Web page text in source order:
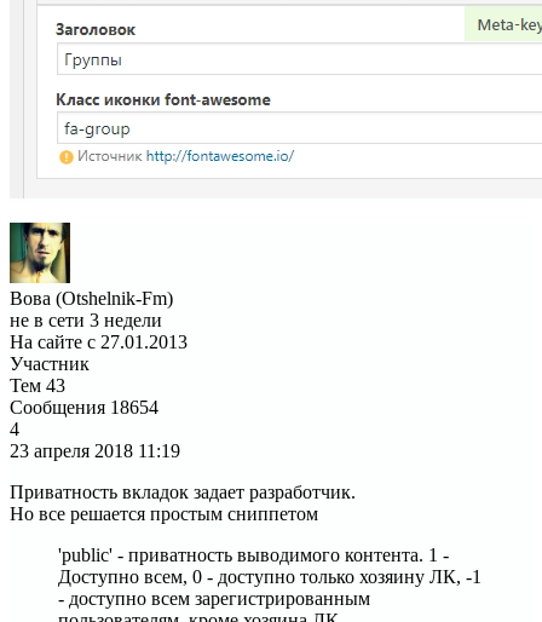
Вова (Otshelnik-Fm)
не в сети 3 недели
На сайте с 27.01.2013
Участник
Тем 43
Сообщения 18654
4
23 апреля 2018 11:19
Приватность вкладок задает разработчик.
Но все решается простым сниппетом
'public' - приватность выводимого контента. 1 -
Доступно всем, 0 - доступно только хозяину ЛК, -1
- доступно всем зарегистрированным